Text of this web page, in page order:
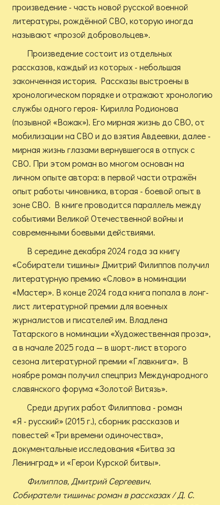
произведение - часть новой русской военной
литературы, рождённой СВО, которую иногда
называют «прозой добровольцев».
Произведение состоит из отдельных
рассказов, каждый из которых - небольшая
законченная история. Рассказы выстроены в
хронологическом порядке и отражают хронологию
службы одного героя- Кирилла Родионова
(позывной «Вожак»). Его мирная жизнь до СВО, от
мобилизации на СВО и до взятия Авдеевки, далее -
мирная жизнь глазами вернувшегося в отпуск с
СВО. При этом роман во многом основан на
личном опыте автора: в первой части отражён
опыт работы чиновника, вторая - боевой опыт в
зоне СВО. В книге проводится параллель между
событиями Великой Отечественной войны и
современными боевыми действиями.
В середине декабря 2024 года за книгу
«Собиратели тишины» Дмитрий Филиппов получил
литературную премию «Слово» в номинации
«Мастер». В конце 2024 года книга попала в лонг-
лист литературной премии для военных
журналистов и писателей им. Владлена
Татарского в номинации «Художественная проза»,
а в начале 2025 года — в шорт-лист второго
сезона литературной премии «Главкнига». В
ноябре роман получил спецприз Международного
славянского форума «Золотой Витязь».
Среди других работ Филиппова - роман
«Я - русский» (2015 г.), сборник рассказов и
повестей «Три времени одиночества»,
документальные исследования «Битва за
Ленинград» и «Герои Курской битвы».
Филиппов, Дмитрий Сергеевич.
Собиратели тишины: роман в рассказах / Д. С.